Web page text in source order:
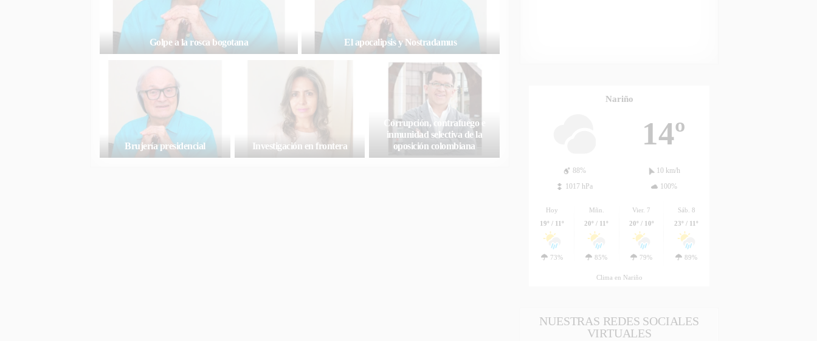
Golpe a la rosca bogotana El apocalipsis y Nostradamus
Brujería presidencial Investigación en frontera
Corrupción, contrafuego e
inmunidad selectiva de la
oposición colombiana
Nariño
14º
88%
10 km/h
1017 hPa
100%
Hoy
19º / 11º
73%
Mñn.
20º / 11º
85%
Vier. 7
20º / 10º
79%
Sáb. 8
23º / 11º
89%
Clima en Nariño
NUESTRAS REDES SOCIALES
VIRTUALES